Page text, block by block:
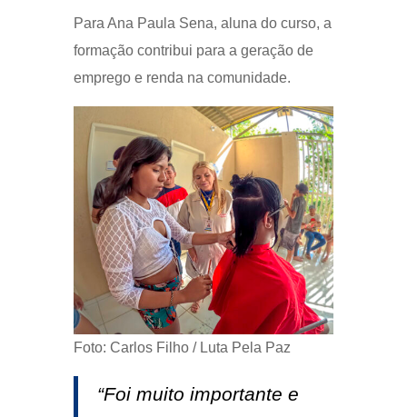
Para Ana Paula Sena, aluna do curso, a
formação contribui para a geração de
emprego e renda na comunidade.
Foto: Carlos Filho / Luta Pela Paz
“Foi muito importante e